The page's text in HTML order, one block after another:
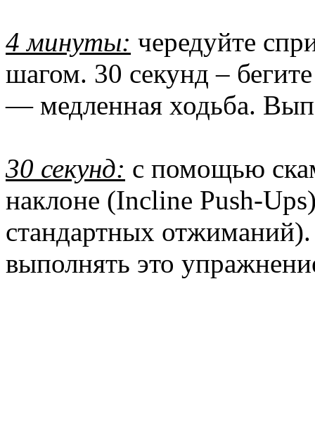
4 минуты: чередуйте
шагом. 30 секунд –
— медленная ходьба.
30 секунд: с помощью
наклоне (Incline Push-
стандартных
выполнять это